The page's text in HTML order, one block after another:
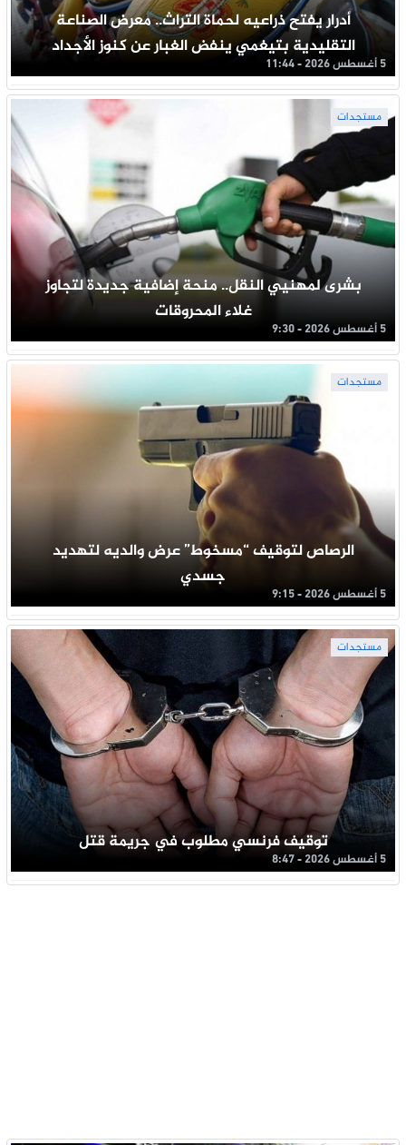
أدرار يفتح ذراعيه لحماة التراث.. معرض الصناعة
التقليدية بتيغمي ينفض الغبار عن كنوز الأجداد
5 أغسطس 2026 - 11:44
مستجدات
بشرى لمهنيي النقل.. منحة إضافية جديدة لتجاوز
غلاء المحروقات
5 أغسطس 2026 - 9:30
مستجدات
الرصاص لتوقيف “مسخوط” عرض والديه لتهديد
جسدي
5 أغسطس 2026 - 9:15
مستجدات
توقيف فرنسي مطلوب في جريمة قتل
5 أغسطس 2026 - 8:47